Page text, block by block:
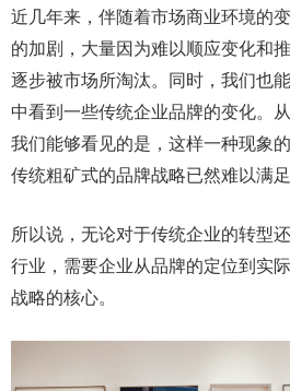
近几年来，伴随着市场商业环境的
的加剧，大量因为难以顺应变化和
逐步被市场所淘汰。同时，我们也
中看到一些传统企业品牌的变化。
我们能够看见的是，这样一种现象
传统粗矿式的品牌战略已然难以满
所以说，无论对于传统企业的转型
行业，需要企业从品牌的定位到实
战略的核心。